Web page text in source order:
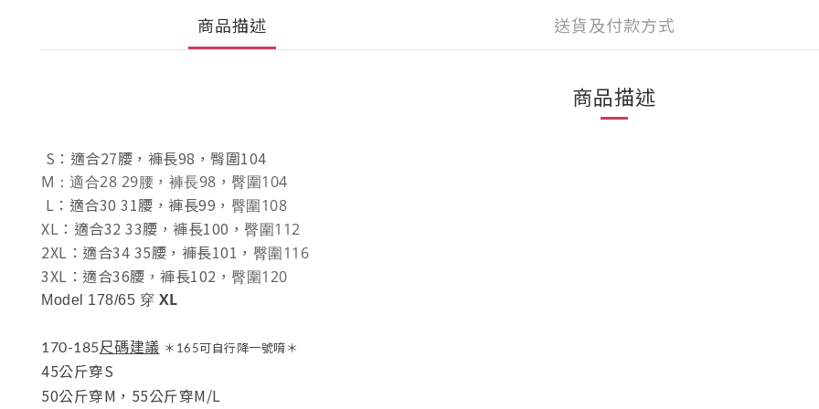
商品描述 送貨及付款方式
商品描述
S：適合27腰 ， 褲長98 ， 臀圍104
M：適合28 29腰 ， 褲長98 ， 臀圍104
L：適合30 31腰 ， 褲長99 ， 臀圍108
XL：適合32 33腰 ， 褲長100 ， 臀圍112
2XL：適合34 35腰 ， 褲長101 ， 臀圍116
3XL：適合36腰 ， 褲長102 ， 臀圍120
Model 178/65 穿 XL
170-185尺碼建議 ＊165可自行降一號唷＊
45公斤穿S
50公斤穿M， 55公斤穿M/L